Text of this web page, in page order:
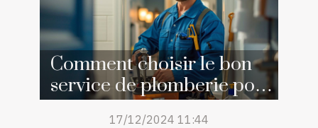
Comment choisir le bon
service de plomberie pour
vos urgences
17/12/2024 11:44